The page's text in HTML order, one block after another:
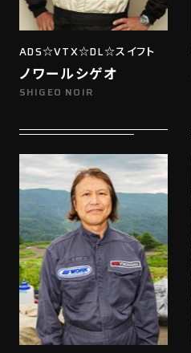
ADS☆VTX☆DL☆スイフト
ノワールシゲオ
SHIGEO NOIR